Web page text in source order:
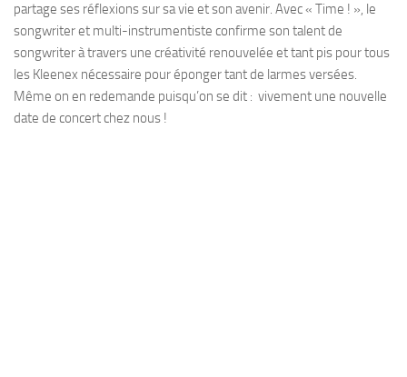
partage ses réflexions sur sa vie et son avenir. Avec « Time ! », le
songwriter et multi-instrumentiste confirme son talent de
songwriter à travers une créativité renouvelée et tant pis pour tous
les Kleenex nécessaire pour éponger tant de larmes versées.
Même on en redemande puisqu’on se dit : vivement une nouvelle
date de concert chez nous !